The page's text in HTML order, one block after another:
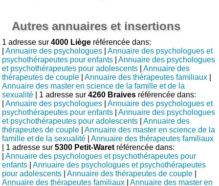
Autres annuaires et insertions
1 adresse sur4000 Liège référencée dans:
|Annuaire des psychologues |Annuaire des psychologues et
psychothérapeutes pour enfants |Annuaire des psychologues
et psychothérapeutes pour adolescents |Annuaire des
thérapeutes de couple |Annuaire des thérapeutes familiaux
Annuaire des master en science de la famille et de la
sexualité | 1 adresse sur4260 Braives référencée dans:
|Annuaire des psychologues |Annuaire des psychologues et
psychothérapeutes pour enfants |Annuaire des psychologues
et psychothérapeutes pour adolescents |Annuaire des
thérapeutes de couple |Annuaire des master en science de la
famille et de la sexualité |Annuaire des thérapeutes familiaux
| 1 adresse sur5300 Petit-Waret référencée dans:
|Annuaire des psychologues et psychothérapeutes pour
enfants |Annuaire des psychologues et psychothérapeutes
pour adolescents |Annuaire des thérapeutes de couple
Annuaire des thérapeutes familiaux |Annuaire des master en